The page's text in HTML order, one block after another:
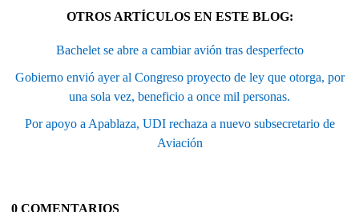
OTROS ARTÍCULOS EN ESTE BLOG:
Bachelet se abre a cambiar avión tras desperfecto
Gobierno envió ayer al Congreso proyecto de ley que otorga, por
una sola vez, beneficio a once mil personas.
Por apoyo a Apablaza, UDI rechaza a nuevo subsecretario de
Aviación
0 COMENTARIOS